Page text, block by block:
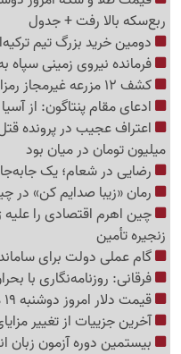
ربع‌سکه بالا رفت + جدول
دومین خرید بزرگ تیم
فرمانده نیروی زمینی
کشف 12 مزرعه غیرمجاز رمزارز در اهواز
ادعای مقام پنتاگون: از
میلیون تومان در میان بود
رضایی در شعام؛ یک
رمان «زیبا صدایم کن» در
چین اهرم اقتصادی را
زنجیره تأمین
گام عملی دولت برای
فرقانی: روزنامه‌نگاری با
قیمت دلار امروز دوشنبه 19 مرداد 1405 / دلار عقب نشست
آخرین جزییات از تغییر
بیستمین دوره آزمون زبان